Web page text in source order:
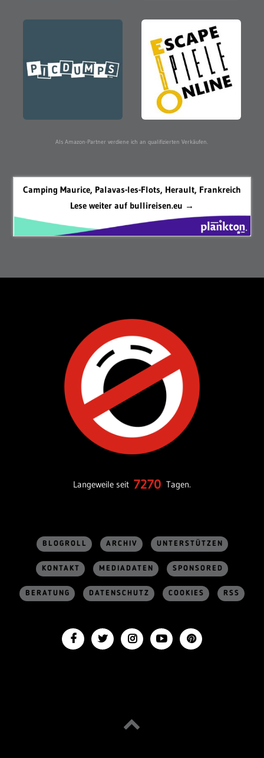
Als Amazon-Partner verdiene ich an qualifizierten Verkäufen.
Camping Maurice, Palavas-les-Flots, Herault, Frankreich
Lese weiter auf bullireisen.eu →
Langeweile seit 7270 Tagen.
BLOGROLL ARCHIV UNTERSTÜTZEN
KONTAKT MEDIADATEN SPONSORED
BERATUNG DATENSCHUTZ COOKIES RSS